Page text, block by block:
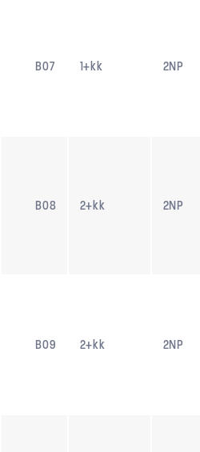
B07 1+kk 2NP
B08 2+kk 2NP
B09 2+kk 2NP